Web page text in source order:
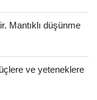
Mantıklı düşünme
ve yeteneklere